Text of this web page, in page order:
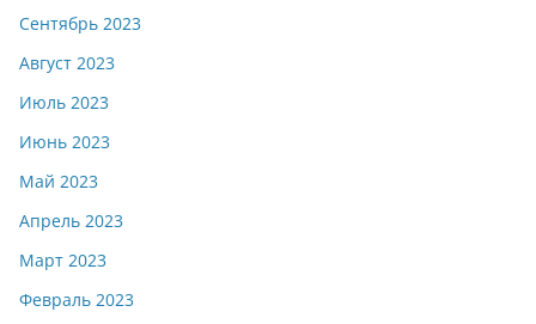
Сентябрь 2023
Август 2023
Июль 2023
Июнь 2023
Май 2023
Апрель 2023
Март 2023
Февраль 2023